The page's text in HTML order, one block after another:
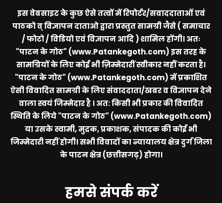
इस वेबसाइट के कुछ ऐसे तत्वों में रिपोर्टर/सवाददाताओं एवं
पाठको व् विज्ञापन दाताओ द्वारा प्रस्तुत सामग्री जैसे ( समाचार
/ फोटो / विडियो एवं विज्ञापन आदि ) शामिल होंगी। अतः
"पाटन के गोठ" (www.Patankegoth.com)इस तरह के
सामग्रियों के लिए कोई भी ज़िम्मेदारीं स्वीकार नहीं करता है।
"पाटन के गोठ" (www.Patankegoth.com)में प्रकाशित
ऐसी विवादित सामग्री के लिए संवाददाता/खबर व विज्ञापन देने
वाला स्वयं जिम्मेदार है । अत: किसी भी प्रकार की विवादित
स्थिति के लिये"पाटन के गोठ" (www.Patankegoth.com)
या उसके स्वामी, मुद्रक, प्रकाशक, संपादक की कोई भी
जिम्मेदारी नहीं होगी। सभी विवादों का न्यायालय क्षेत्र दुर्ग जिला
के पाटन क्षेत्र (छत्तीसगढ़) होगा।
हमसे संपर्क करें